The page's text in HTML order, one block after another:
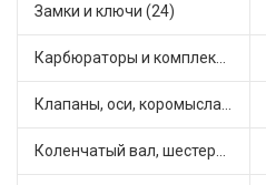
Замки и ключи (24)
Карбюраторы и комплектующие (25)
Клапаны, оси, коромысла (12)
Коленчатый вал, шестерни коленчатого вала (1)